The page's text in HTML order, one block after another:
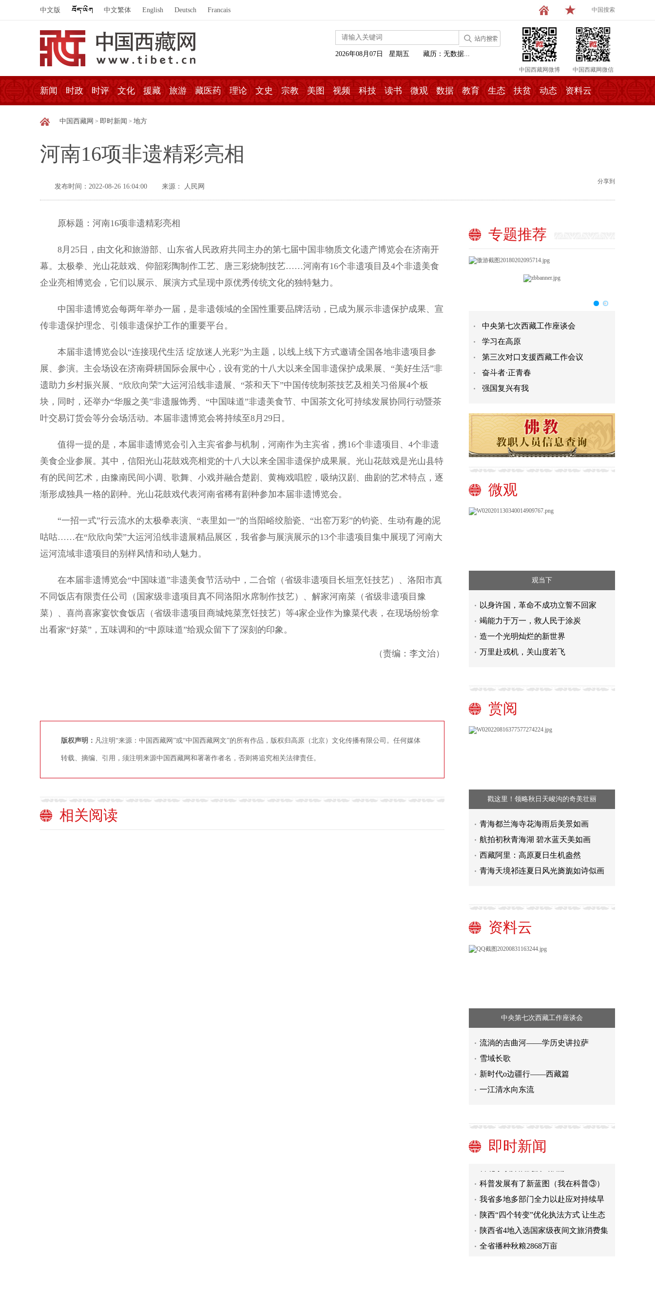
中文版 中文繁体 English Deutsch Francais 中国搜索
中国西藏网微博 中国西藏网微信
2026年08月07日 星期五 藏历：无数据...
新闻 时政 时评 文化 援藏 旅游 藏医药 理论 文史 宗教 美图 视频 科技 读书 微观 数据 教育 生态 扶贫 动态 资料云
中国西藏网 > 即时新闻 > 地方
河南16项非遗精彩亮相
发布时间：2022-08-26 16:04:00 来源： 人民网
分享到
原标题：河南16项非遗精彩亮相
8月25日，由文化和旅游部、山东省人民政府共同主办的第七届中国非物质文化遗产博览会在济南开
幕。太极拳、光山花鼓戏、仰韶彩陶制作工艺、唐三彩烧制技艺……河南有16个非遗项目及4个非遗美食
企业亮相博览会，它们以展示、展演方式呈现中原优秀传统文化的独特魅力。
中国非遗博览会每两年举办一届，是非遗领域的全国性重要品牌活动，已成为展示非遗保护成果、宣
传非遗保护理念、引领非遗保护工作的重要平台。
本届非遗博览会以“连接现代生活 绽放迷人光彩”为主题，以线上线下方式邀请全国各地非遗项目参
展、参演。主会场设在济南舜耕国际会展中心，设有党的十八大以来全国非遗保护成果展、“美好生活”非
遗助力乡村振兴展、“欣欣向荣”大运河沿线非遗展、“茶和天下”中国传统制茶技艺及相关习俗展4个板
块，同时，还举办“华服之美”非遗服饰秀、“中国味道”非遗美食节、中国茶文化可持续发展协同行动暨茶
叶交易订货会等分会场活动。本届非遗博览会将持续至8月29日。
值得一提的是，本届非遗博览会引入主宾省参与机制，河南作为主宾省，携16个非遗项目、4个非遗
美食企业参展。其中，信阳光山花鼓戏亮相党的十八大以来全国非遗保护成果展。光山花鼓戏是光山县特
有的民间艺术，由豫南民间小调、歌舞、小戏并融合楚剧、黄梅戏唱腔，吸纳汉剧、曲剧的艺术特点，逐
渐形成独具一格的剧种。光山花鼓戏代表河南省稀有剧种参加本届非遗博览会。
“一招一式”行云流水的太极拳表演、“表里如一”的当阳峪绞胎瓷、“出窑万彩”的钧瓷、生动有趣的泥
咕咕……在“欣欣向荣”大运河沿线非遗展精品展区，我省参与展演展示的13个非遗项目集中展现了河南大
运河流域非遗项目的别样风情和动人魅力。
在本届非遗博览会“中国味道”非遗美食节活动中，二合馆（省级非遗项目长垣烹饪技艺）、洛阳市真
不同饭店有限责任公司（国家级非遗项目真不同洛阳水席制作技艺）、解家河南菜（省级非遗项目豫
菜）、喜尚喜家宴饮食饭店（省级非遗项目商城炖菜烹饪技艺）等4家企业作为豫菜代表，在现场纷纷拿
出看家“好菜”，五味调和的“中原味道”给观众留下了深刻的印象。
（责编：李文治）
版权声明： 凡注明“来源：中国西藏网”或“中国西藏网文”的所有作品，版权归高原（北京）文化传播有限公司。任何媒体
转载、摘编、引用，须注明来源中国西藏网和署著作者名，否则将追究相关法律责任。
相关阅读
专题推荐
中央第七次西藏工作座谈会
学习在高原
第三次对口支援西藏工作会议
奋斗者·正青春
强国复兴有我
微观
观当下
以身许国，革命不成功立誓不回家
竭能力于万一，救人民于涂炭
造一个光明灿烂的新世界
万里赴戎机，关山度若飞
赏阅
戳这里！领略秋日天峻沟的奇美壮丽
青海都兰海寺花海雨后美景如画
航拍初秋青海湖 碧水蓝天美如画
西藏阿里：高原夏日生机盎然
青海天境祁连夏日风光旖旎如诗似画
资料云
中央第七次西藏工作座谈会
流淌的吉曲河——学历史讲拉萨
雪域长歌
新时代o边疆行——西藏篇
一江清水向东流
即时新闻
超八成受访家长直指近视防控虚假营
销
体育运动，成为孩子“假期必修课”
以用户思维促进体育用品消费（体坛
科普发展有了新蓝图（我在科普③）
我省多地多部门全力以赴应对持续旱
陕西“四个转变”优化执法方式 让生态
环境监督有力度更有温度
陕西省4地入选国家级夜间文旅消费集
聚区
全省播种秋粮2868万亩